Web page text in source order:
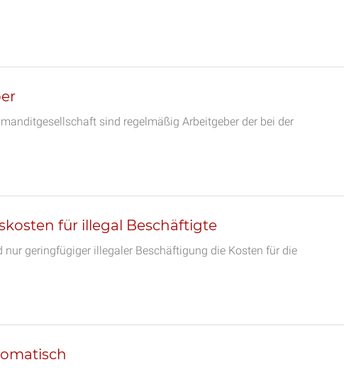
sind regelmäßig Arbeitgeber der bei der
für illegal Beschäftigte
geringfügiger illegaler Beschäftigung die Kosten für die